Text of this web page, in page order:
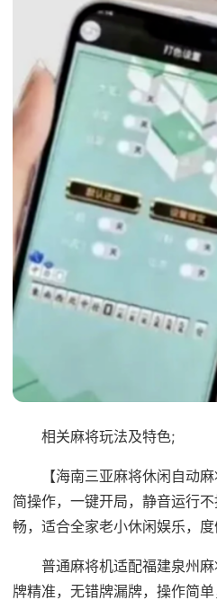
相关麻将玩法及特色;
【海南三亚麻将休闲自动
简操作，一键开局，静音运行
畅，适合全家老小休闲娱乐，度
普通麻将机适配福建泉州
牌精准，无错牌漏牌，操作简